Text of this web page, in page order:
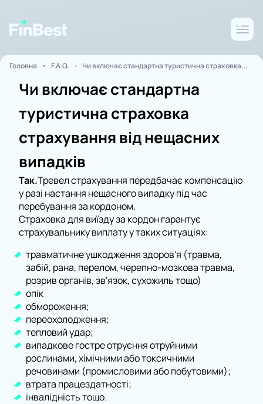
Головна F.A.Q.
Чи включає стандартна туристична страховка
Чи включає стандартна
туристична страховка
страхування від нещасних
випадків
Так.Тревел страхування передбачає компенсацію
у разі настання нещасного випадку під час
перебування за кордоном.
Страховка для виїзду за кордон гарантує
страхувальнику виплату у таких ситуаціях:
травматичне ушкодження здоров'я (травма,
забій, рана, перелом, черепно-мозкова травма,
розрив органів, зв’язок, сухожиль тощо)
опік
обмороження;
переохолодження;
тепловий удар;
випадкове гостре отруєння отруйними
рослинами, хімічними або токсичними
речовинами (промисловими або побутовими);
втрата працездатності;
інвалідність тощо.